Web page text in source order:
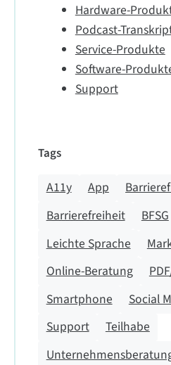
Hardware-
Podcast-
Service-Produkte
Software-
Support
Tags
A11y App
Barrierefreiheit
BFSG
Leichte Sprache
Online-Beratung
Smartphone
Social
Support
Teilhabe